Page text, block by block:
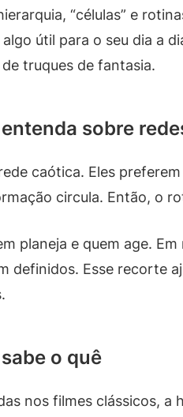
“células” e
útil para o seu dia a
truques de fantasia.
sobre
caótica. Eles
circula. Então, o
planeja e quem age.
definidos. Esse recorte
o quê
nos filmes clássicos,